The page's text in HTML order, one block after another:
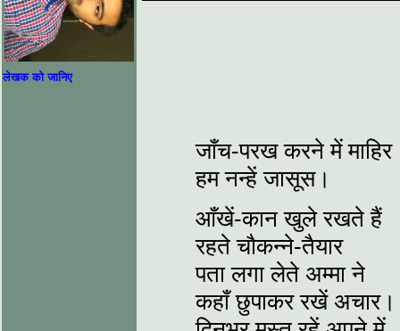
लेखक को जानिए
जाँच-परख करने में माहिर
हम नन्हें जासूस।
आँखें-कान खुले रखते हैं
रहते चौकन्ने-तैयार
पता लगा लेते अम्मा ने
कहाँ छुपाकर रखें अचार।